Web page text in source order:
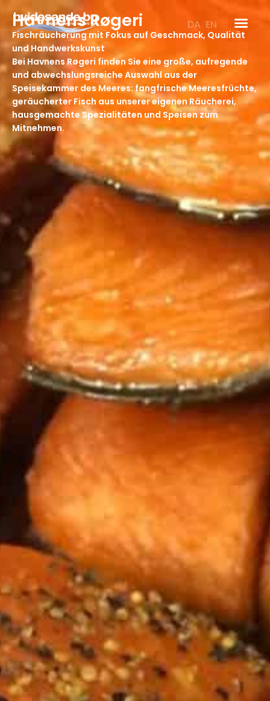
Inhalt
springen
DA EN
Havnens Røgeri
Fischräucherung mit Fokus auf Geschmack, Qualität
und Handwerkskunst
Bei Havnens Røgeri finden Sie eine große, aufregende
und abwechslungsreiche Auswahl aus der
Speisekammer des Meeres: fangfrische Meeresfrüchte,
geräucherter Fisch aus unserer eigenen Räucherei,
hausgemachte Spezialitäten und Speisen zum
Mitnehmen.